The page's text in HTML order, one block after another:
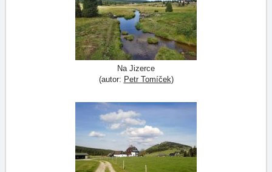
Na Jizerce
(autor: Petr Tomíček)